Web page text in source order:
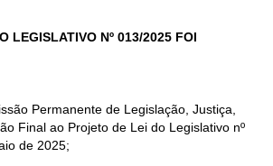
LEGISLATIVO Nº 013/2025 FOI
Permanente de Legislação, Justiça,
Final ao Projeto de Lei do Legislativo nº
de 2025;